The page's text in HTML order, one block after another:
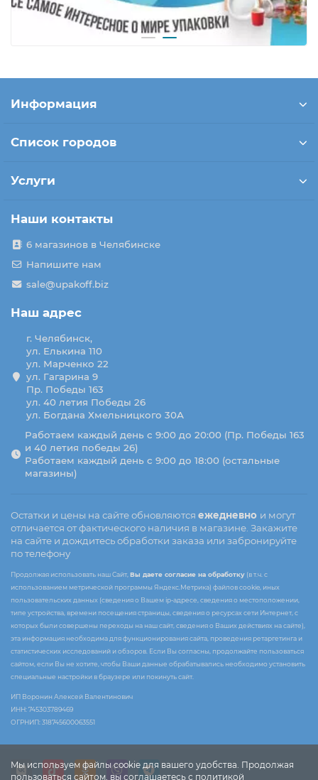
Мы используем файлы cookie для вашего удобства. Продолжая
пользоваться сайтом, вы соглашаетесь с политикой
Информация
Список городов
Услуги
Наши контакты
6 магазинов в Челябинске
Напишите нам
sale@upakoff.biz
Наш адрес
г. Челябинск,
ул. Елькина 110
ул. Марченко 22
ул. Гагарина 9
Пр. Победы 163
ул. 40 летия Победы 26
ул. Богдана Хмельницкого 30А
Работаем каждый день с 9:00 до 20:00 (Пр. Победы 163
и 40 летия победы 26)
Работаем каждый день с 9:00 до 18:00 (остальные
магазины)
Остатки и цены на сайте обновляются ежедневно и могут
отличается от фактического наличия в магазине. Закажите
на сайте и дождитесь обработки заказа или забронируйте
по телефону
Продолжая использовать наш Сайт, Вы даете согласие на обработку (в т.ч. с
использованием метрической программы Яндекс.Метрика) файлов cookie, иных
пользовательских данных (сведения о Вашем ip-адресе, сведения о местоположении,
типе устройства, времени посещения страницы, сведения о ресурсах сети Интернет, с
которых были совершены переходы на наш сайт, сведения о Ваших действиях на сайте),
эта информация необходима для функционирования сайта, проведения ретаргетинга и
статистических исследований и обзоров. Если Вы согласны, продолжайте пользоваться
сайтом, если Вы не хотите, чтобы Ваши данные обрабатывались необходимо установить
специальные настройки в браузере или покинуть сайт.
ИП Воронин Алексей Валентинович
ИНН: 745303789469
ОГРНИП: 318745600063551